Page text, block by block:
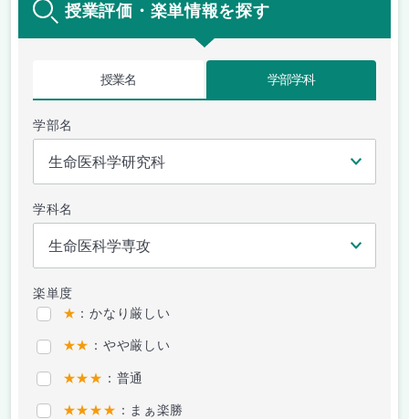
授業評価・楽単情報を探す
授業名 学部学科
学部名
学科名
楽単度
★ ：かなり厳しい
★★ ：やや厳しい
★★★ ：普通
★★★★ ：まぁ楽勝